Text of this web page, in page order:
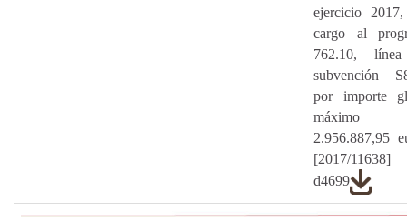
ejercicio
cargo al
762.10,
subvención
por importe
máximo
2.956.887,95
[2017/
d4699